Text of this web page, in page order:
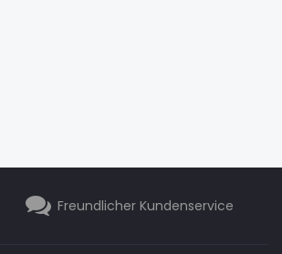
Freundlicher Kundenservice